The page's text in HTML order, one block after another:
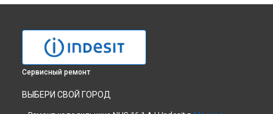
Сервисный ремонт
ВЫБЕРИ СВОЙ ГОРОД